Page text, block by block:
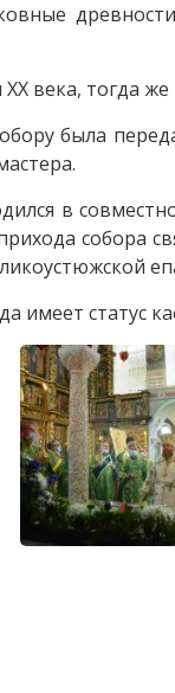
века, тогда
была
в
собора
имеет статус